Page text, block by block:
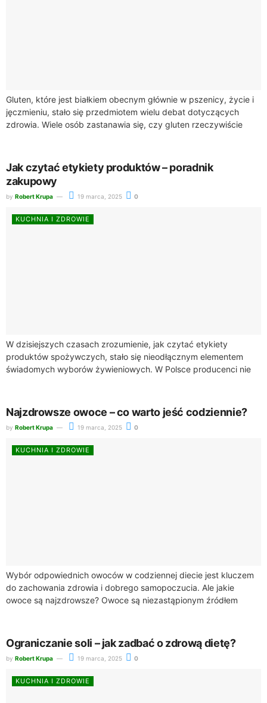
Gluten, które jest białkiem obecnym głównie w pszenicy, życie i
jęczmieniu, stało się przedmiotem wielu debat dotyczących
zdrowia. Wiele osób zastanawia się, czy gluten rzeczywiście
Jak czytać etykiety produktów – poradnik
zakupowy
by Robert Krupa 19 marca, 2025 0
KUCHNIA I ZDROWIE
W dzisiejszych czasach zrozumienie, jak czytać etykiety
produktów spożywczych, stało się nieodłącznym elementem
świadomych wyborów żywieniowych. W Polsce producenci nie
Najzdrowsze owoce – co warto jeść codziennie?
by Robert Krupa 19 marca, 2025 0
KUCHNIA I ZDROWIE
Wybór odpowiednich owoców w codziennej diecie jest kluczem
do zachowania zdrowia i dobrego samopoczucia. Ale jakie
owoce są najzdrowsze? Owoce są niezastąpionym źródłem
Ograniczanie soli – jak zadbać o zdrową dietę?
by Robert Krupa 19 marca, 2025 0
KUCHNIA I ZDROWIE